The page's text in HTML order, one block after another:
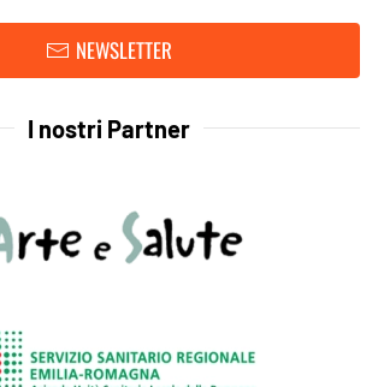
NEWSLETTER
I nostri Partner